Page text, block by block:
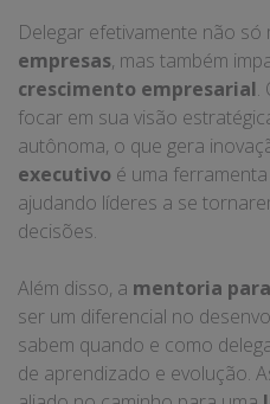
Delegar efetivamente não só
empresas, mas também
crescimento empresarial.
focar em sua visão
autônoma, o que gera
executivo é uma
ajudando líderes a se
decisões.
Além disso, a mentoria
ser um diferencial no
sabem quando e como
de aprendizado e evolução.